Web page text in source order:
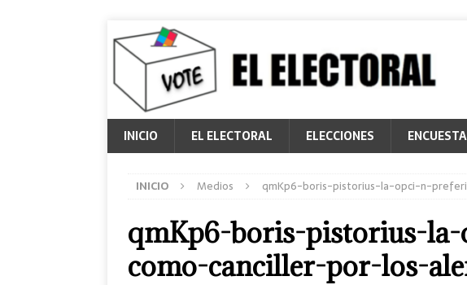
INICIO EL ELECTORAL ELECCIONES
INICIO Medios qmKp6-boris-pistorius-la-opci-n-
qmKp6-boris-pistorius-
como-canciller-por-los-